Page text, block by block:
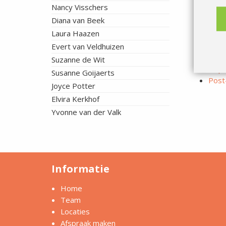
Nancy Visschers
Diana van Beek
Laura Haazen
Evert van Veldhuizen
Suzanne de Wit
Susanne Goijaerts
Joyce Potter
Elvira Kerkhof
Yvonne van der Valk
Informatie
Home
Team
Locaties
Afspraak maken